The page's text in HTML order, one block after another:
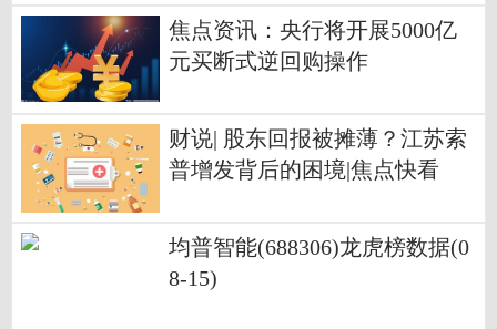
响
焦点资讯：央行将开展5000亿
元买断式逆回购操作
财说| 股东回报被摊薄？江苏索
普增发背后的困境|焦点快看
均普智能(688306)龙虎榜数据(0
8-15)